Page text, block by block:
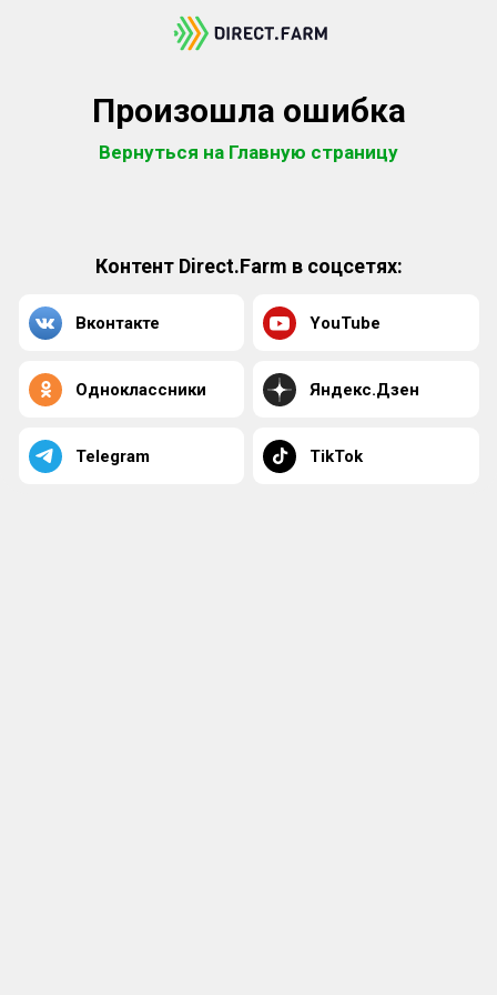
Произошла ошибка
Вернуться на Главную страницу
Контент Direct.Farm в соцсетях:
Вконтакте YouTube
Одноклассники Яндекс.Дзен
Telegram TikTok